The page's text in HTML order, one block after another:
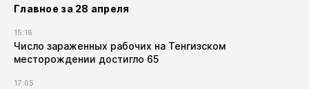
Главное за 28 апреля
15:16
Число зараженных рабочих на Тенгизском
месторождении достигло 65
17:05